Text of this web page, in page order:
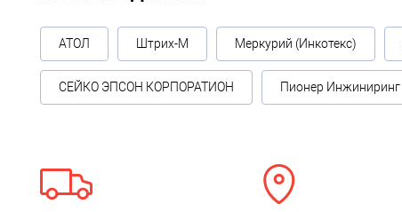
АТОЛ Штрих-М Меркурий (Инкотекс)
СЕЙКО ЭПСОН КОРПОРАТИОН Пионер Инжиниринг